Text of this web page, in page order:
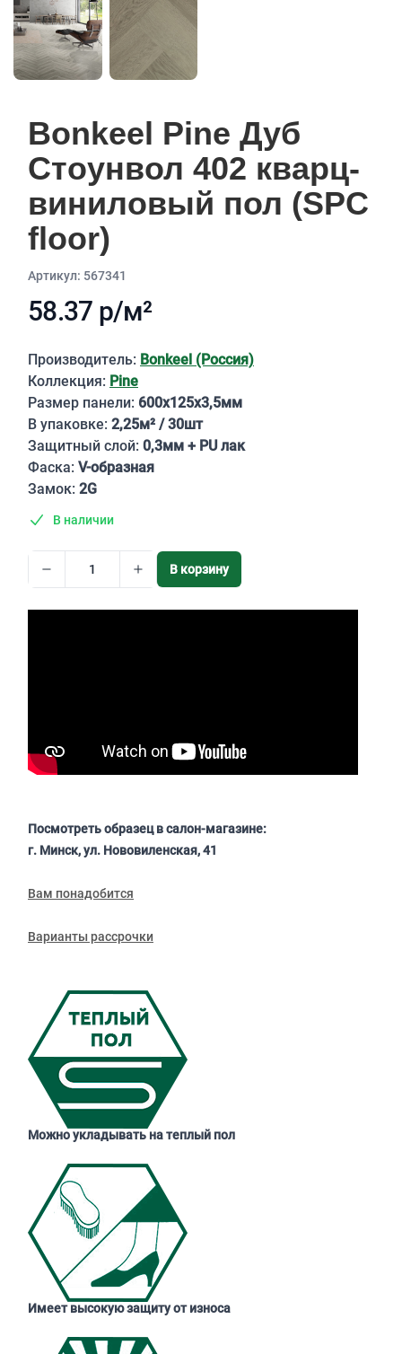
Bonkeel Pine Дуб
Стоунвол 402 кварц-
виниловый пол (SPC
floor)
Aртикул: 567341
58.37 р/м²
Описание
Производитель: Bonkeel (Россия)
Коллекция: Pine
Размер панели: 600х125х3,5мм
В упаковке: 2,25м² / 30шт
Защитный слой: 0,3мм + PU лак
Фаска: V-образная
Замок: 2G
В наличии
В корзину
Посмотреть образец в салон-магазине:
г. Минск, ул. Нововиленская, 41
Вам понадобится
Варианты рассрочки
Можно укладывать на теплый пол
Имеет высокую защиту от износа